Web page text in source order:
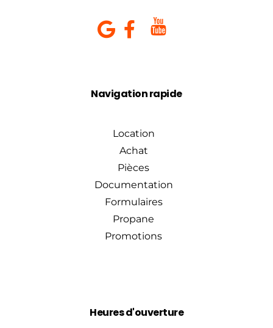
Navigation rapide
Location
Achat
Pièces
Documentation
Formulaires
Propane
Promotions
Heures d'ouverture